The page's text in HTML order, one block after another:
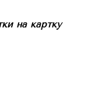
на картку